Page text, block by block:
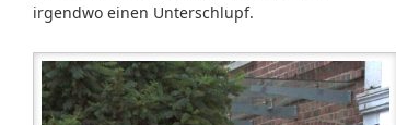
irgendwo einen Unterschlupf.